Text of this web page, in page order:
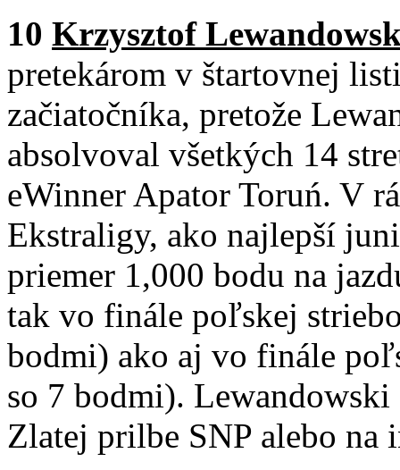
10 Krzysztof
pretekárom v štartovnej
začiatočníka, pretože
absolvoval všetkých 14
eWinner Apator Toruń. V
Ekstraligy, ako najlepší
priemer 1,000 bodu na
tak vo finále poľskej
bodmi) ako aj vo finále
so 7 bodmi).
Zlatej prilbe SNP alebo na